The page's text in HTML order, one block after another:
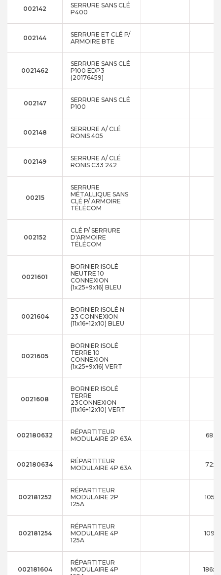
002142
SERRURE SANS CLÉ
P400
002144
SERRURE ET CLÉ P/
ARMOIRE BTE
0021462
SERRURE SANS CLÉ
P100 EDP3
(20176459)
002147
SERRURE SANS CLÉ
P100
002148
SERRURE A/ CLÉ
RONIS 405
002149
SERRURE A/ CLÉ
RONIS C33 242
00215
SERRURE
MÉTALLIQUE SANS
CLÉ P/ ARMOIRE
TÉLÉCOM
002152
CLÉ P/ SERRURE
D'ARMOIRE
TÉLÉCOM
0021601
BORNIER ISOLÉ
NEUTRE 10
CONNEXION
(1x25+9x16) BLEU
0021604
BORNIER ISOLÉ N
23 CONNEXION
(11x16+12x10) BLEU
0021605
BORNIER ISOLÉ
TERRE 10
CONNEXION
(1x25+9x16) VERT
0021608
BORNIER ISOLÉ
TERRE
23CONNEXION
(11x16+12x10) VERT
002180632
RÉPARTITEUR
MODULAIRE 2P 63A
002180634
RÉPARTITEUR
MODULAIRE 4P 63A
002181252
RÉPARTITEUR
MODULAIRE 2P
125A
002181254
RÉPARTITEUR
MODULAIRE 4P
125A
002181604
RÉPARTITEUR
MODULAIRE 4P